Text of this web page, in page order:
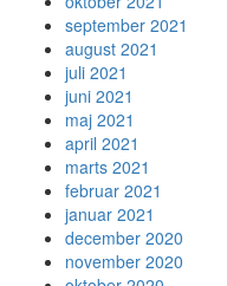
september 2021
august 2021
juli 2021
juni 2021
maj 2021
april 2021
marts 2021
februar 2021
januar 2021
december 2020
november 2020